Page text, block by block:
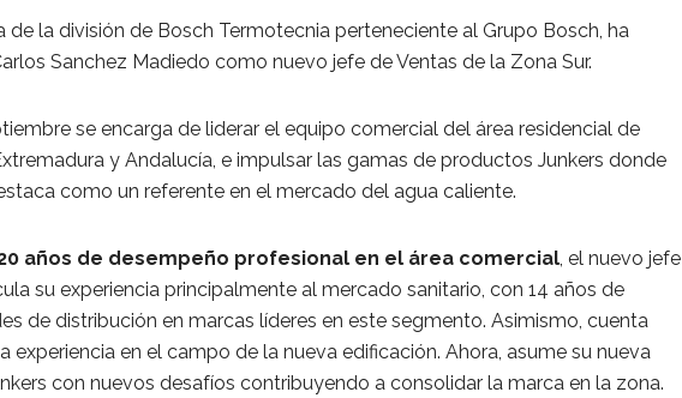
de la división de Bosch Termotecnia perteneciente al Grupo Bosch, ha
Sanchez Madiedo como nuevo jefe de Ventas de la Zona Sur.
se encarga de liderar el equipo comercial del área residencial de
y Andalucía, e impulsar las gamas de productos Junkers donde
como un referente en el mercado del agua caliente.
años de desempeño profesional en el área comercial, el nuevo jefe
su experiencia principalmente al mercado sanitario, con 14 años de
de distribución en marcas líderes en este segmento. Asimismo, cuenta
experiencia en el campo de la nueva edificación. Ahora, asume su nueva
con nuevos desafíos contribuyendo a consolidar la marca en la zona.